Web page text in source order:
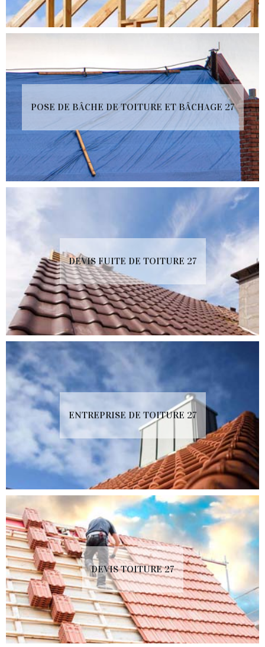
POSE DE BÂCHE DE TOITURE ET BÂCHAGE 27
DEVIS FUITE DE TOITURE 27
ENTREPRISE DE TOITURE 27
DEVIS TOITURE 27